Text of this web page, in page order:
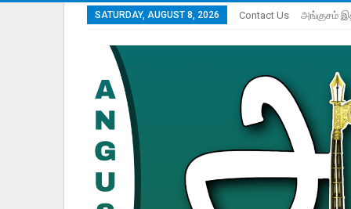
SATURDAY, AUGUST 8, 2026 Contact Us அங்குசம்